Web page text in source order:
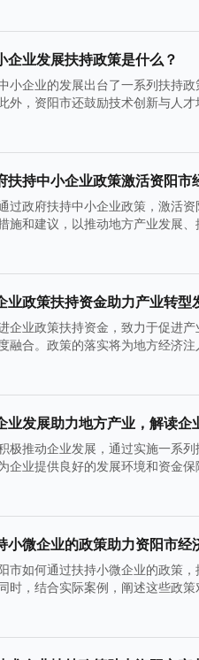
企业发展扶持政策是什么？
小企业的发展出台了一系列扶持
外，资阳市还鼓励技术创新与人
扶持中小企业政策激活资阳市
过政府扶持中小企业政策，激活
施和建议，以推动地方产业发展
业政策扶持资金助力产业转型
企业政策扶持资金，致力于促进
融合。政策的落实将为地方经济
业发展助力地方产业，解读企
极推动企业发展，通过实施一系
企业提供良好的发展环境和资金
小微企业的政策助力资阳市经
市如何通过扶持小微企业的政策
时，结合实际案例，阐述这些政